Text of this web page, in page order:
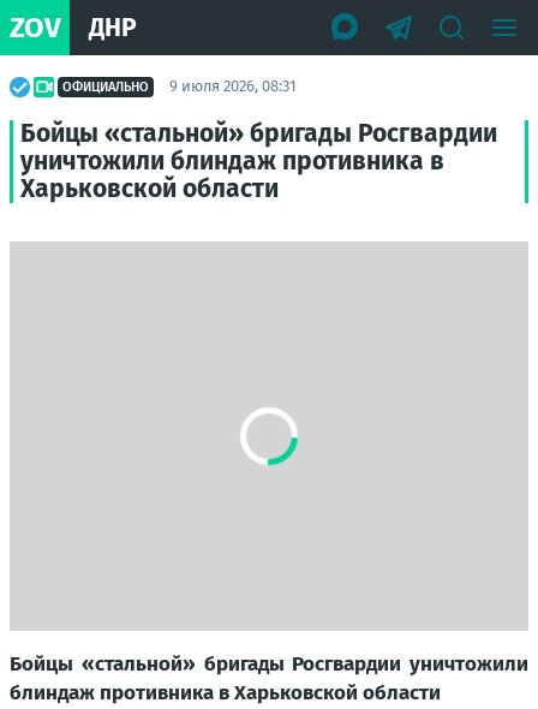
ZOV ДНР
ОФИЦИАЛЬНО 9 июля 2026, 08:31
Бойцы «стальной» бригады Росгвардии
уничтожили блиндаж противника в
Харьковской области
Бойцы «стальной» бригады Росгвардии уничтожили
блиндаж противника в Харьковской области